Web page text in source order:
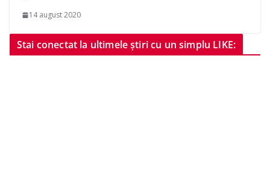
14 august 2020
Stai conectat la ultimele știri cu un simplu LIKE: